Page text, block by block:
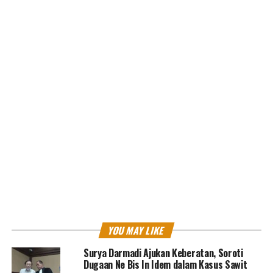
Menurut Kapuspenkum, Terpidana Panca Trisna T
telah dilakukan pemanggilan sebanyak 3 kali untuk
pelaksanaan
eksekusi. Namun yang bersangkutan tidak
YOU MAY LIKE
Surya Darmadi Ajukan Keberatan, Soroti
Dugaan Ne Bis In Idem dalam Kasus Sawit